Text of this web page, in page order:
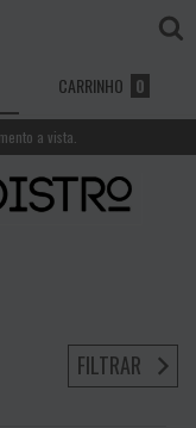
CARRINHO 0
a vista.
FILTRAR